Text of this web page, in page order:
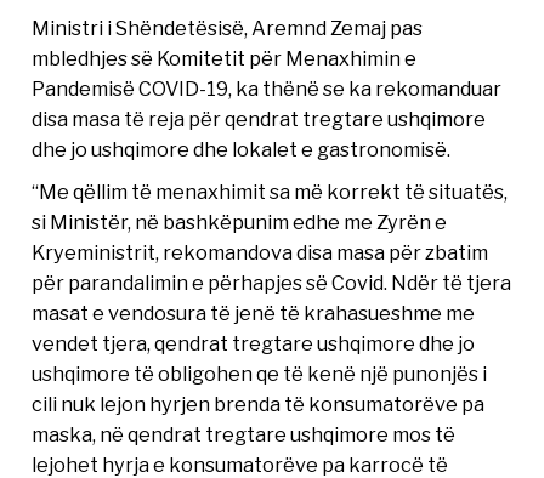
Ministri i Shëndetësisë, Aremnd Zemaj pas
mbledhjes së Komitetit për Menaxhimin e
Pandemisë COVID-19, ka thënë se ka rekomanduar
disa masa të reja për qendrat tregtare ushqimore
dhe jo ushqimore dhe lokalet e gastronomisë.
“Me qëllim të menaxhimit sa më korrekt të situatës,
si Ministër, në bashkëpunim edhe me Zyrën e
Kryeministrit, rekomandova disa masa për zbatim
për parandalimin e përhapjes së Covid. Ndër të tjera
masat e vendosura të jenë të krahasueshme me
vendet tjera, qendrat tregtare ushqimore dhe jo
ushqimore të obligohen qe të kenë një punonjës i
cili nuk lejon hyrjen brenda të konsumatorëve pa
maska, në qendrat tregtare ushqimore mos të
lejohet hyrja e konsumatorëve pa karrocë të